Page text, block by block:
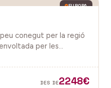
EUROPA
conegut per la regió
per les
DES DE2248€